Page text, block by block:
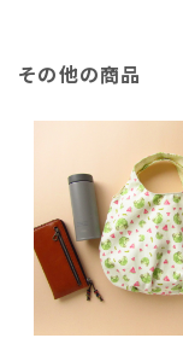
その他の商品